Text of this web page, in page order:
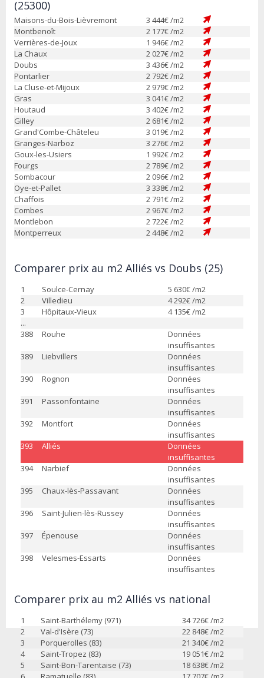
(25300)
Maisons-du-Bois-Lièvremont 3 444€ /m2
Montbenoît
2 177€ /m2
Verrières-de-Joux
1 946€ /m2
La Chaux
2 027€ /m2
Doubs
3 436€ /m2
Pontarlier
2 792€ /m2
La Cluse-et-Mijoux
2 979€ /m2
Gras
3 041€ /m2
Houtaud
3 402€ /m2
Gilley
2 681€ /m2
Grand'Combe-Châteleu
3 019€ /m2
Granges-Narboz
3 276€ /m2
Goux-les-Usiers
1 992€ /m2
Fourgs
2 789€ /m2
Sombacour
2 096€ /m2
Oye-et-Pallet
3 338€ /m2
Chaffois
2 791€ /m2
Combes
2 967€ /m2
Montlebon
2 722€ /m2
Montperreux
2 448€ /m2
Comparer prix au m2 Alliés vs Doubs (25)
1 Soulce-Cernay 5 630€ /m2
2
Villedieu 4 292€ /m2
3
Hôpitaux-Vieux 4 135€ /m2
...
388
Rouhe
Données
insuffisantes
389
Liebvillers
Données
insuffisantes
390
Rognon
Données
insuffisantes
391
Passonfontaine
Données
insuffisantes
392
Montfort
Données
insuffisantes
393
Alliés
Données
insuffisantes
394
Narbief
Données
insuffisantes
395
Chaux-lès-Passavant
Données
insuffisantes
396
Saint-Julien-lès-Russey
Données
insuffisantes
397
Épenouse
Données
insuffisantes
398
Velesmes-Essarts
Données
insuffisantes
Comparer prix au m2 Alliés vs national
1 Saint-Barthélemy (971) 34 726€ /m2
2
Val-d'Isère (73) 22 848€ /m2
3
Porquerolles (83) 21 340€ /m2
4
Saint-Tropez (83) 19 051€ /m2
5
Saint-Bon-Tarentaise (73) 18 638€ /m2